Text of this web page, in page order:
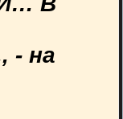
- на